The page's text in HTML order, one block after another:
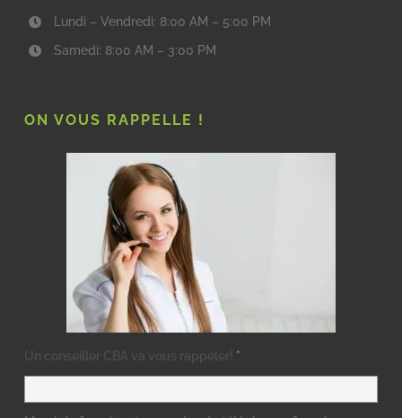
Lundi – Vendredi: 8:00 AM – 5:00 PM
Samedi: 8:00 AM – 3:00 PM
ON VOUS RAPPELLE !
Un conseiller CBA va vous rappeler! *